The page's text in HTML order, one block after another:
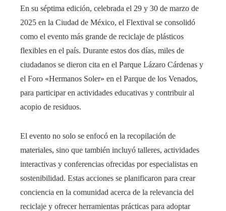
En su séptima edición, celebrada el 29 y 30 de marzo de
2025 en la Ciudad de México, el Flextival se consolidó
como el evento más grande de reciclaje de plásticos
flexibles en el país. Durante estos dos días, miles de
ciudadanos se dieron cita en el Parque Lázaro Cárdenas y
el Foro «Hermanos Soler» en el Parque de los Venados,
para participar en actividades educativas y contribuir al
acopio de residuos.
El evento no solo se enfocó en la recopilación de
materiales, sino que también incluyó talleres, actividades
interactivas y conferencias ofrecidas por especialistas en
sostenibilidad. Estas acciones se planificaron para crear
conciencia en la comunidad acerca de la relevancia del
reciclaje y ofrecer herramientas prácticas para adoptar